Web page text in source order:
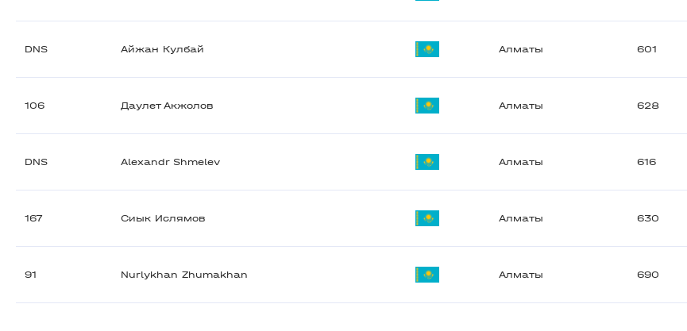
DNS Айжан Кулбай Алматы 601
106 Даулет Акжолов Алматы 628
DNS Alexandr Shmelev Алматы 616
167 Сиык Ислямов Алматы 630
91 Nurlykhan Zhumakhan Алматы 690